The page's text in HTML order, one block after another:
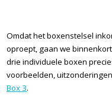
Omdat het boxenstelsel
oproept, gaan we
drie individuele boxen
voorbeelden,
Box 3.